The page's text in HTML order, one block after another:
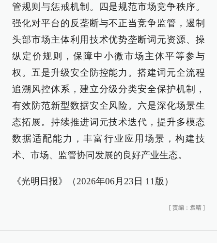
管规则与惩戒机制。四是规范市场竞争秩序。
强化对平台的反垄断与不正当竞争监管，遏制
头部市场主体利用技术优势垄断词元资源、操
纵定价规则，保障中小微市场主体平等参与
权。五是升级安全防控能力。搭建词元全流程
追溯风控体系，建立分级分类安全保护机制，
有效防范新型数据安全风险。六是深化场景生
态拓展。持续推进词元技术迭代，提升多模态
数据适配能力，丰富行业应用场景，构建技
术、市场、监管协同发展的良好产业生态。
《光明日报》（2026年06月23日 11版）
[ 责编：袁晴 ]